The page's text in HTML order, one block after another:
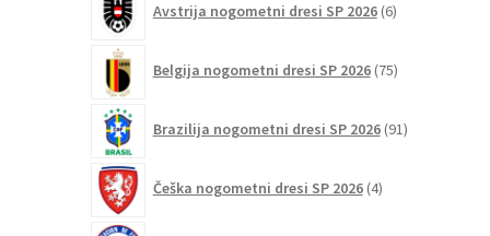
Avstrija nogometni dresi SP 2026 6izdelkov
Belgija nogometni dresi SP 2026 75izdelkov
Brazilija nogometni dresi SP 2026 91izdelkov
Češka nogometni dresi SP 2026 4izdelki